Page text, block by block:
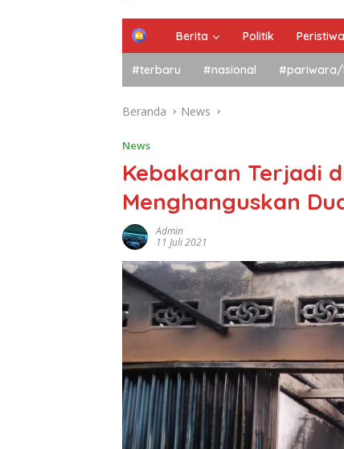
Berita Politik Peristiwa
#terbaru #nasional #pariwara/
Beranda News
News
Kebakaran Terjadi
Menghanguskan
Admin
11 Juli 2021